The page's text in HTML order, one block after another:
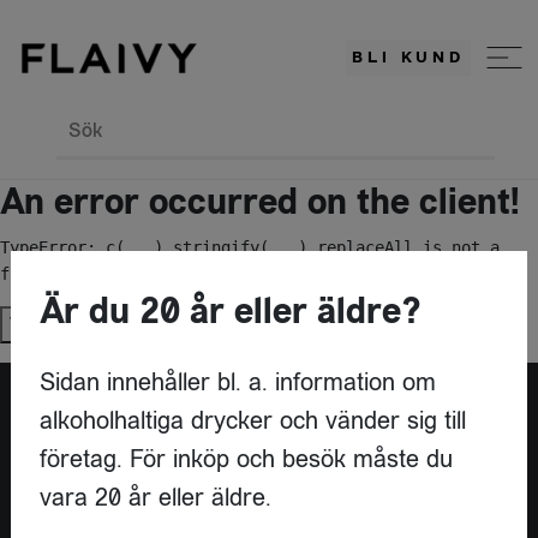
BLI KUND
Sök
An error occurred on the client!
TypeError: c(...).stringify(...).replaceAll is not a
function
Try again
Är du leverantör?
Är du 20 år eller äldre?
Sidan innehåller bl. a. information om
alkoholhaltiga drycker och vänder sig till
företag. För inköp och besök måste du
vara 20 år eller äldre.